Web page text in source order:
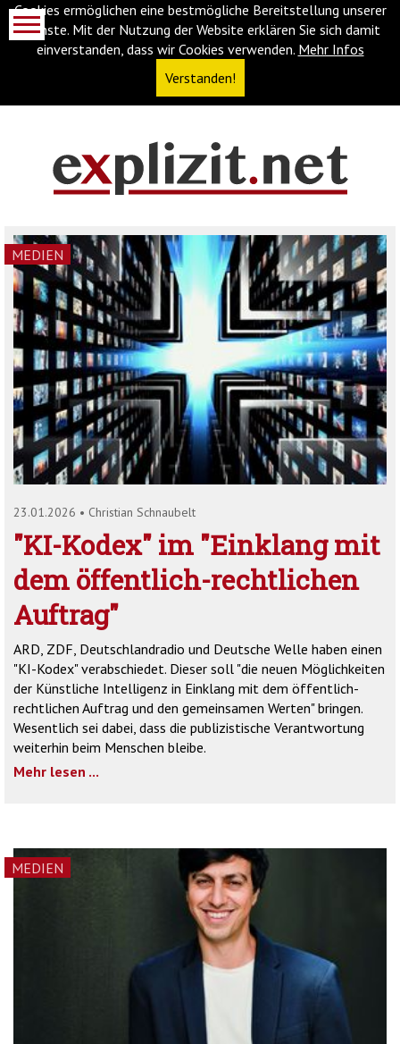
Cookies ermöglichen eine bestmögliche Bereitstellung unserer
Dienste. Mit der Nutzung der Website erklären Sie sich damit
einverstanden, dass wir Cookies verwenden. Mehr Infos
Verstanden!
(Accesskey
'1')Zur
Navigation
springen
(Accesskey
'3')Zur
Suche
springen
(Accesskey
'2')
MEDIEN
23.01.2026 • Christian Schnaubelt
"KI-Kodex" im "Einklang mit
dem öffentlich-rechtlichen
Auftrag"
ARD, ZDF, Deutschlandradio und Deutsche Welle haben einen
"KI-Kodex" verabschiedet. Dieser soll "die neuen Möglichkeiten
der Künstliche Intelligenz in Einklang mit dem öffentlich-
rechtlichen Auftrag und den gemeinsamen Werten" bringen.
Wesentlich sei dabei, dass die publizistische Verantwortung
weiterhin beim Menschen bleibe.
Mehr lesen ...
MEDIEN